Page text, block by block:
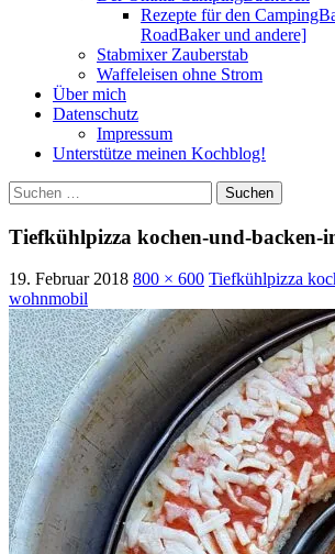
Rezepte für den
RoadBaker und andere]
Stabmixer Zauberstab
Waffeleisen ohne Strom
Über mich
Datenschutz
Impressum
Unterstütze meinen Kochblog!
Suchen
nach:
Tiefkühlpizza kochen-und-backen-
19. Februar 2018 800 × 600 Tiefkühlpizza
wohnmobil